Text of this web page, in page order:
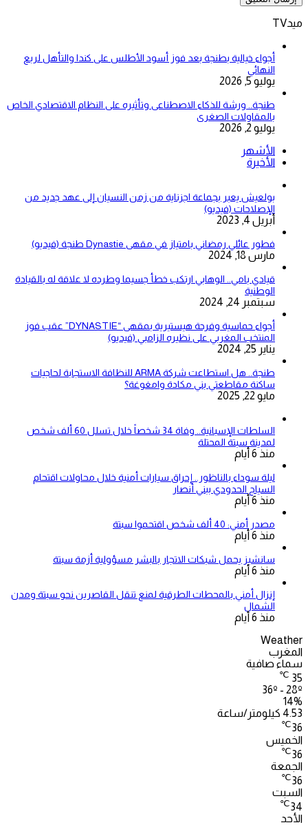
ميدTV
أجواء خيالية بطنجة بعد فوز أسود الأطلس على كندا والتأهل لربع
النهائي
يوليو 5, 2026
طنجة.. ورشة للذكاء الاصطناعى وتأثيره على النظام الاقتصادي الخاص
بالمقاولات الصغرى
يوليو 2, 2026
الأشهر
الأخيرة
بولعيش يعبر بجماعة اجزناية من زمن النسيان إلى عهد جديد من
الإصلاحات (فيديو)
أبريل 4, 2023
فطور عائلي رمضاني بامتياز في مقهى Dynastie طنجة (فيديو)
مارس 18, 2024
قيادي بامي.. الوهابي ارتكب خطأ جسيما وطرده لا علاقة له بالقيادة
الوطنية
سبتمبر 24, 2024
أجواء حماسية وفرحة هيستيرية بمقهى “DYNASTIE” عقب فوز
المنتخب المغربي على نظيره الزامبي (فيديو)
يناير 25, 2024
طنجة.. هل استطاعت شركة ARMA للنظافة الاستجابة لحاجيات
ساكنة مقاطعتي بني مكادة وامغوغة؟
مايو 22, 2025
السلطات الإسبانية.. وفاة 34 شخصاً خلال تسلل 60 ألف شخص
لمدينة سبتة المحتلة
منذ 6 أيام
ليلة سوداء بالناظور.. إحراق سيارات أمنية خلال محاولات اقتحام
السياج الحدودي ببني أنصار
منذ 6 أيام
مصدر أمني: 40 ألف شخص اقتحموا سبتة
منذ 6 أيام
سانشيز يحمل شبكات الاتجار بالبشر مسؤولية أزمة سبتة
منذ 6 أيام
إنزال أمني بالمحطات الطرقية لمنع تنقل القاصرين نحو سبتة ومدن
الشمال
منذ 6 أيام
Weather
المغرب
سماء صافية
35
℃
36º - 28º
14%
4.53 كيلومتر/ساعة
36
℃
الخميس
36
℃
الجمعة
36
℃
السبت
34
℃
الأحد